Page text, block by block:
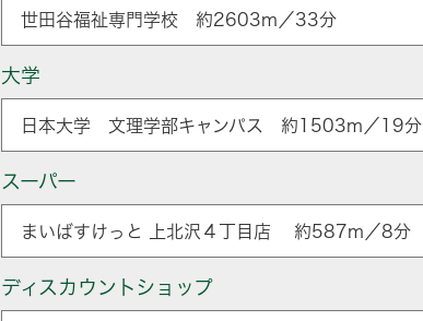
世田谷福祉専門学校 約2603m／33分
大学
日本大学 文理学部キャンパス 約1503m／19分
スーパー
まいばすけっと 上北沢４丁目店 約587m／8分
ディスカウントショップ